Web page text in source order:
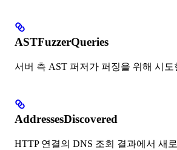
ASTFuzzerQueries
서버 측 AST 퍼저가 퍼징을 위해 시도
AddressesDiscovered
HTTP 연결의 DNS 조회 결과에서 새